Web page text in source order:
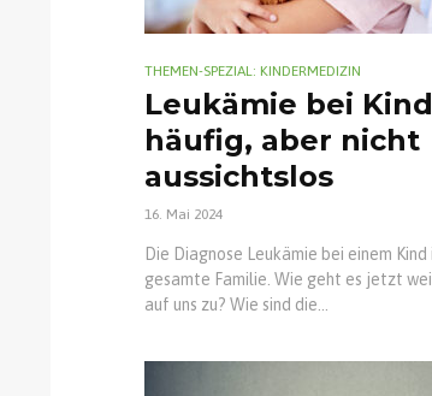
THEMEN-SPEZIAL: KINDERMEDIZIN
Leukämie bei
häufig, aber nicht
aussichtslos
16. Mai 2024
Die Diagnose Leukämie bei einem
gesamte Familie. Wie geht es jetzt
auf uns zu? Wie sind die...